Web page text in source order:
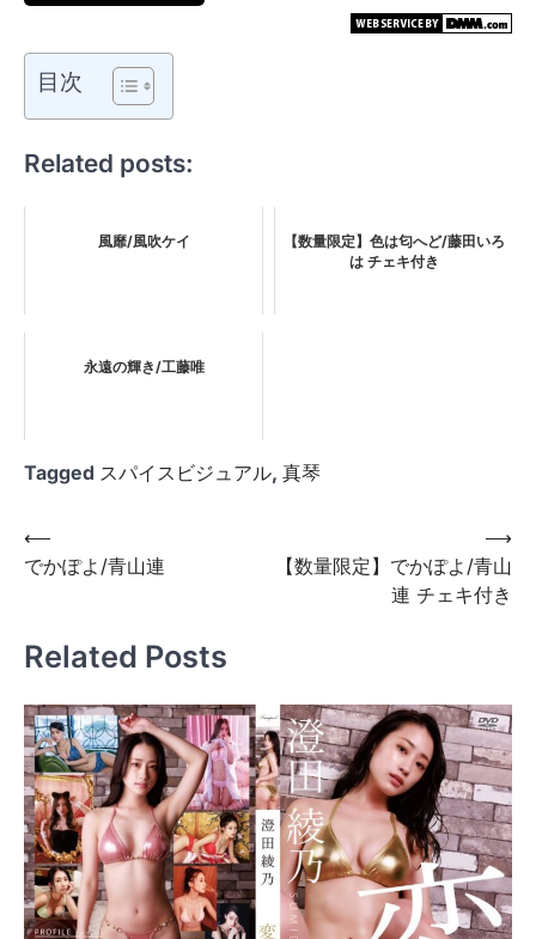
目次
Related posts:
風靡/風吹ケイ
【数量限定】色は匂へど/藤田いろ
は チェキ付き
永遠の輝き/工藤唯
Tagged スパイスビジュアル, 真琴
投
稿
ビ
ー
シ
ョ
ン
⟵
でかぽよ/青山連
【数量限定】でかぽよ/青山
連 チェキ付き
⟶
Related Posts